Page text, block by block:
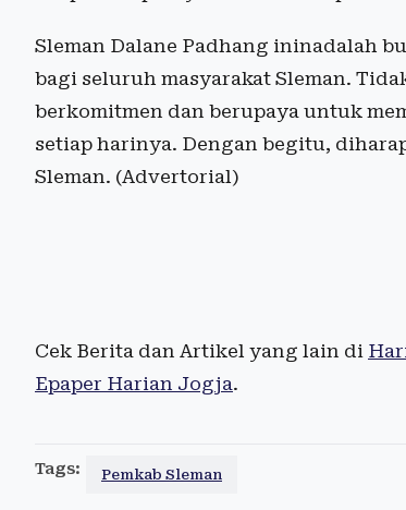
Sleman Dalane Padhang ininadalah
bagi seluruh masyarakat Sleman.
berkomitmen dan berupaya untuk
setiap harinya. Dengan begitu,
Sleman. (Advertorial)
Cek Berita dan Artikel yang lain di
Epaper Harian Jogja.
Tags: Pemkab Sleman